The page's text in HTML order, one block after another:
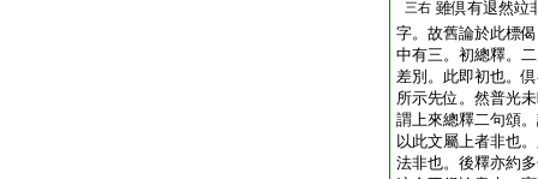
三右 雖倶有退然
字。故舊論於此標
中有三。初總釋。
差別。此即初也。
所示先位。然普光
謂上來總釋二句頌
以此文屬上者非也
法非也。後釋亦約